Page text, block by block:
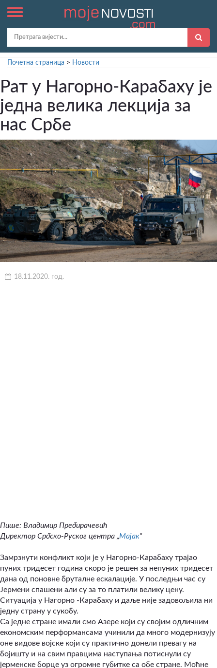
Почетна страница > Новости
Рат у Нагорно-Карабаху је
једна велика лекција за
нас Србе
18.11.2020. год.
Пише: Владимир Пребирачевић
Директор Србско-Руског центра „Мајак“
Замрзнути конфликт који је у Нагорно-Карабаху трајао
пуних тридесет година скоро је решен за непуних тридесет
дана од поновне бруталне ескалације. У последњи час су
Јермени спашени али су за то платили велику цену.
Ситуација у Нагорно -Карабаху и даље није задовољила ни
једну страну у сукобу.
Са једне стране имали смо Азере који су својим одличним
економским перформансама учинили да много модернизују
оне видове војске који су практично донели превагу на
бојишту и на свим правцима наступања потиснули су
јерменске борце уз огромне губитке са обе стране. Моћне